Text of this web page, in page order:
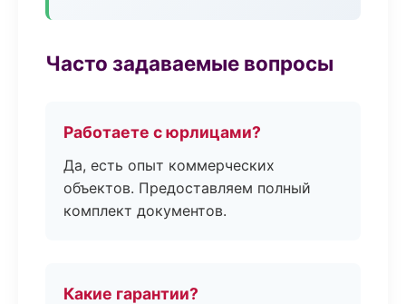
Часто задаваемые вопросы
Работаете с юрлицами?
Да, есть опыт коммерческих
объектов. Предоставляем полный
комплект документов.
Какие гарантии?